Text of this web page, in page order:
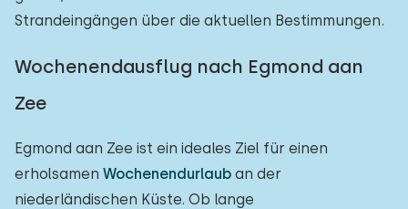
Strandeingängen über die aktuellen Bestimmungen.
Wochenendausflug nach Egmond aan
Zee
Egmond aan Zee ist ein ideales Ziel für einen
erholsamen Wochenendurlaub an der
niederländischen Küste. Ob lange